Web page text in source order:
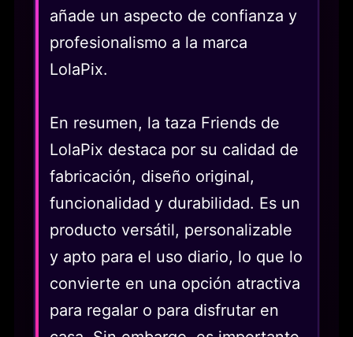
añade un aspecto de confianza y
profesionalismo a la marca
LolaPix.
En resumen, la taza Friends de
LolaPix destaca por su calidad de
fabricación, diseño original,
funcionalidad y durabilidad. Es un
producto versátil, personalizable
y apto para el uso diario, lo que lo
convierte en una opción atractiva
para regalar o para disfrutar en